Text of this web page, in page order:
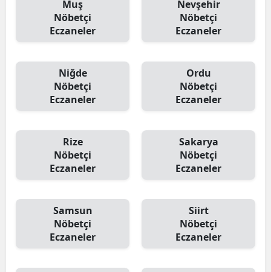
Muş
Nöbetçi
Eczaneler
Nevşehir
Nöbetçi
Eczaneler
Niğde
Nöbetçi
Eczaneler
Ordu
Nöbetçi
Eczaneler
Rize
Nöbetçi
Eczaneler
Sakarya
Nöbetçi
Eczaneler
Samsun
Nöbetçi
Eczaneler
Siirt
Nöbetçi
Eczaneler